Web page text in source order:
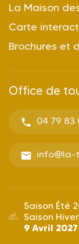
La Maison
Carte
Brochures et
Office de
04 79 83
info@la-
Saison Été
Saison
9 Avril 2027